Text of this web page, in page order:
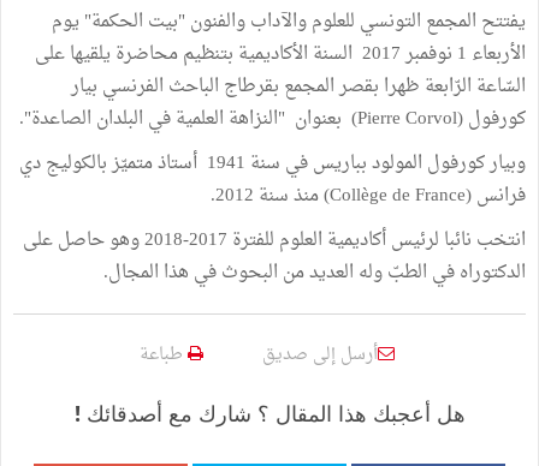
يفتتح المجمع التونسي للعلوم والآداب والفنون "بيت الحكمة" يوم
الأربعاء 1 نوفمبر 2017 السنة الأكاديمية بتنظيم محاضرة يلقيها على
السّاعة الرّابعة ظهرا بقصر المجمع بقرطاج الباحث الفرنسي بيار
كورفول (Pierre Corvol) بعنوان "النزاهة العلمية في البلدان الصاعدة".
وبيار كورفول المولود بباريس في سنة 1941 أستاذ متميّز بالكوليج دي
فرانس (Collège de France) منذ سنة 2012.
انتخب نائبا لرئيس أكاديمية العلوم للفترة 2017-2018 وهو حاصل على
الدكتوراه في الطبّ وله العديد من البحوث في هذا المجال.
أرسل إلى صديق طباعة
هل أعجبك هذا المقال ؟ شارك مع أصدقائك !